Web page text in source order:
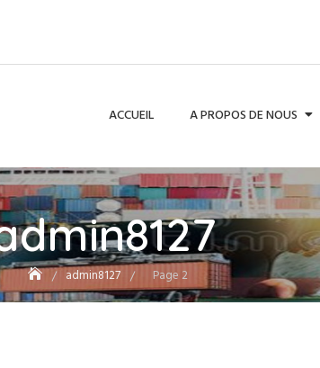
ACCUEIL A PROPOS DE NOUS
admin8127 Page 2